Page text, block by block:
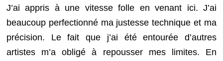
J’ai appris à une vitesse folle en venant ici. J’ai
beaucoup perfectionné ma justesse technique et ma
précision. Le fait que j’ai été entourée d’autres
artistes m’a obligé à repousser mes limites. En